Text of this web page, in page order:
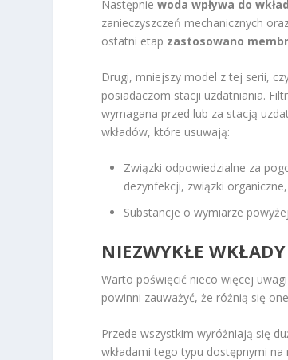
Następniewoda wpływa do
zanieczyszczeń mechanicznych
ostatni etap zastosowano
Drugi, mniejszy model z tej serii,
posiadaczom stacji uzdatniania.
wymagana przed lub za stacją
wkładów, które usuwają:
Związki odpowiedzialne za
dezynfekcji, związki
Substancje o wymiarze
NIEZWYKŁE
Warto poświęcić nieco więcej
powinni zauważyć, że różnią się
Przede wszystkim wyróżniają się
wkładami tego typu dostępnymi